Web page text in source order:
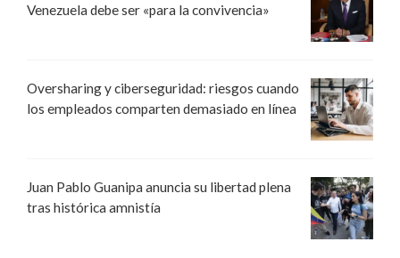
Venezuela debe ser «para la convivencia»
Oversharing y ciberseguridad: riesgos cuando
los empleados comparten demasiado en línea
Juan Pablo Guanipa anuncia su libertad plena
tras histórica amnistía